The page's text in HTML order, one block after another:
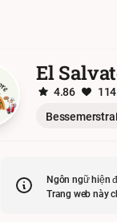
El
4.86
Ngôn ngữ hiện
Trang web này